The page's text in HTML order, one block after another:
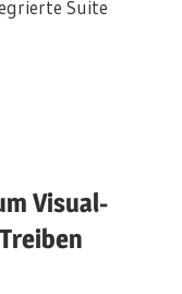
Suite
Visual-